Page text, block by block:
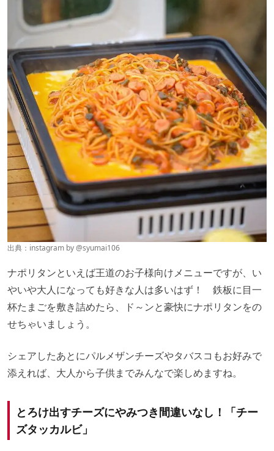
出典：instagram by@syumai106
ナポリタンといえば王道のお子様向けメニューですが、い
やいや大人になっても好きな人は多いはず！ 鉄板に目一
杯たまごを敷き詰めたら、ド～ンと豪快にナポリタンをの
せちゃいましょう。
シェアしたあとにパルメザンチーズやタバスコもお好みで
添えれば、大人から子供までみんなで楽しめますね。
とろけ出すチーズにやみつき間違いなし！「チー
ズタッカルビ」